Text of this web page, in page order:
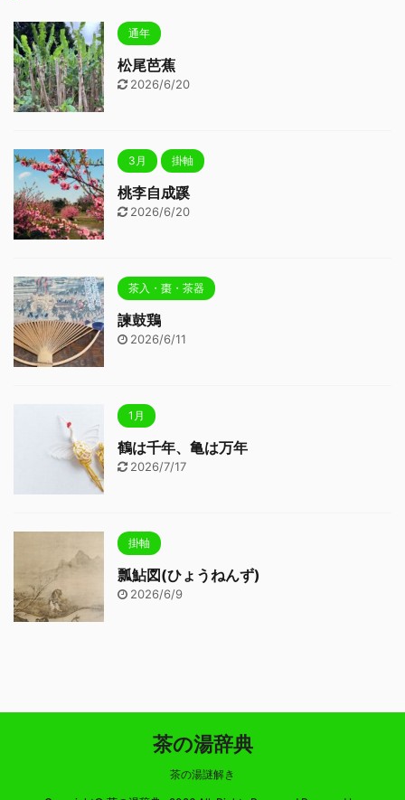
通年
松尾芭蕉
2026/6/20
3月 掛軸
桃李自成蹊
2026/6/20
茶入・棗・茶器
諫鼓鶏
2026/6/11
1月
鶴は千年、亀は万年
2026/7/17
掛軸
瓢鮎図(ひょうねんず)
2026/6/9
茶の湯辞典
茶の湯謎解き